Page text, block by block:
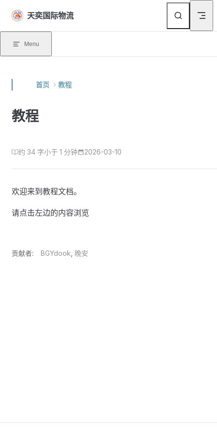
Skip to content
天奕国际物流
Menu
首页 教程
教程
约 34 字小于 1 分钟 2026-03-10
欢迎来到教程文档。
请点击左边的内容浏览
贡献者: BGYdook 晚安